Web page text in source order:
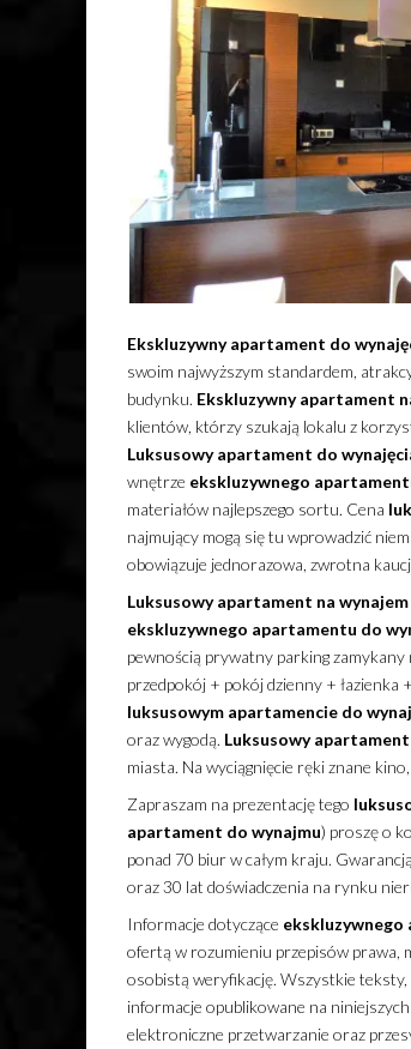
Ekskluzywny apartament do
swoim najwyższym standardem,
budynku. Ekskluzywny apartament
klientów, którzy szukają lokalu z
Luksusowy apartament do
wnętrze ekskluzywnego
materiałów najlepszego sortu. Cena
najmujący mogą się tu wprowadzić
obowiązuje jednorazowa, zwrotna
Luksusowy apartament na wynajem
ekskluzywnego apartamentu do
pewnością prywatny parking
przedpokój + pokój dzienny + łazienka
luksusowym apartamencie do
oraz wygodą. Luksusowy apartament
miasta. Na wyciągnięcie ręki znane
Zapraszam na prezentację tego
apartament do wynajmu) proszę o
ponad 70 biur w całym kraju.
oraz 30 lat doświadczenia na rynku
Informacje dotyczące ekskluzywnego
ofertą w rozumieniu przepisów prawa,
osobistą weryfikację. Wszystkie teksty,
informacje opublikowane na
elektroniczne przetwarzanie oraz